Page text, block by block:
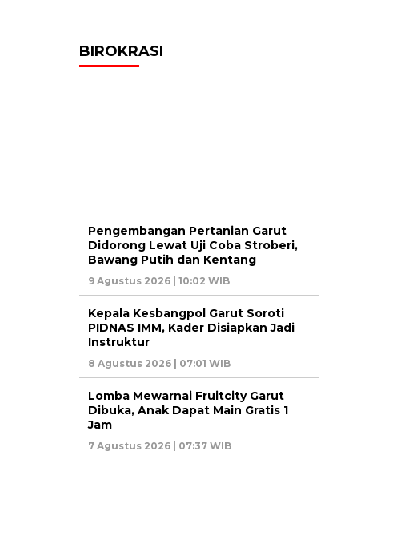
BIROKRASI
Pengembangan Pertanian Garut
Didorong Lewat Uji Coba Stroberi,
Bawang Putih dan Kentang
9 Agustus 2026 | 10:02 WIB
Kepala Kesbangpol Garut Soroti
PIDNAS IMM, Kader Disiapkan Jadi
Instruktur
8 Agustus 2026 | 07:01 WIB
Lomba Mewarnai Fruitcity Garut
Dibuka, Anak Dapat Main Gratis 1
Jam
7 Agustus 2026 | 07:37 WIB